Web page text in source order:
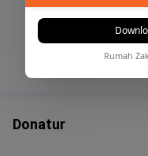
Rumah
kebahagiaan bagi yang
membersihkan dan
kita akan mendapatkan
ditunaikan zakatnya.
CARA MENGHITUNG
Telah mencapai haul
Dapat dibayar dengan
secara individu atau badan
Donatur